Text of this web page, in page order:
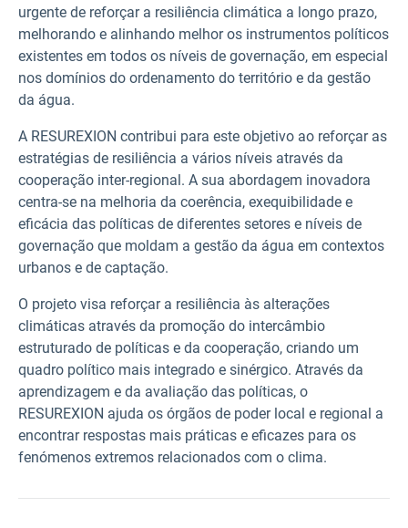
urgente de reforçar a resiliência climática a longo prazo,
melhorando e alinhando melhor os instrumentos políticos
existentes em todos os níveis de governação, em especial
nos domínios do ordenamento do território e da gestão
da água.
A RESUREXION contribui para este objetivo ao reforçar as
estratégias de resiliência a vários níveis através da
cooperação inter-regional. A sua abordagem inovadora
centra-se na melhoria da coerência, exequibilidade e
eficácia das políticas de diferentes setores e níveis de
governação que moldam a gestão da água em contextos
urbanos e de captação.
O projeto visa reforçar a resiliência às alterações
climáticas através da promoção do intercâmbio
estruturado de políticas e da cooperação, criando um
quadro político mais integrado e sinérgico. Através da
aprendizagem e da avaliação das políticas, o
RESUREXION ajuda os órgãos de poder local e regional a
encontrar respostas mais práticas e eficazes para os
fenómenos extremos relacionados com o clima.